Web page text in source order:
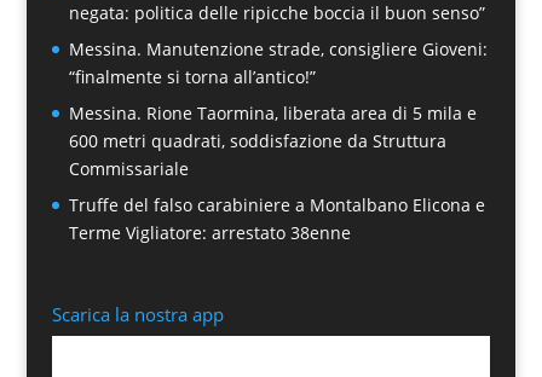
negata: politica delle ripicche boccia il buon senso”
Messina. Manutenzione strade, consigliere Gioveni:
“finalmente si torna all’antico!”
Messina. Rione Taormina, liberata area di 5 mila e
600 metri quadrati, soddisfazione da Struttura
Commissariale
Truffe del falso carabiniere a Montalbano Elicona e
Terme Vigliatore: arrestato 38enne
Scarica la nostra app